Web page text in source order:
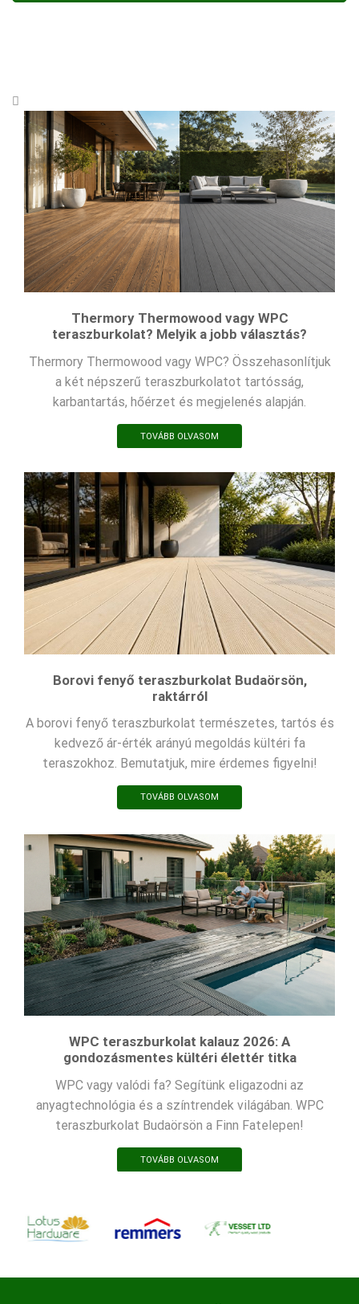
Thermory Thermowood vagy WPC
teraszburkolat? Melyik a jobb választás?
Thermory Thermowood vagy WPC? Összehasonlítjuk
a két népszerű teraszburkolatot tartósság,
karbantartás, hőérzet és megjelenés alapján.
TOVÁBB OLVASOM
Borovi fenyő teraszburkolat Budaörsön,
raktárról
A borovi fenyő teraszburkolat természetes, tartós és
kedvező ár-érték arányú megoldás kültéri fa
teraszokhoz. Bemutatjuk, mire érdemes figyelni!
TOVÁBB OLVASOM
WPC teraszburkolat kalauz 2026: A
gondozásmentes kültéri élettér titka
WPC vagy valódi fa? Segítünk eligazodni az
anyagtechnológia és a színtrendek világában. WPC
teraszburkolat Budaörsön a Finn Fatelepen!
TOVÁBB OLVASOM